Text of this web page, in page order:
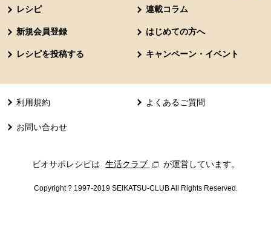
レシピ 連載コラム
新規会員登録 はじめての方へ
レシピを投稿する キャンペーン・イベント
利用規約 よくあるご質問
お問い合わせ
ビオサポレシピは 生活クラブ 別のウィンドウで開きます。
が運営しています。
Copyright ? 1997-2019 SEIKATSU-CLUB All Rights Reserved.